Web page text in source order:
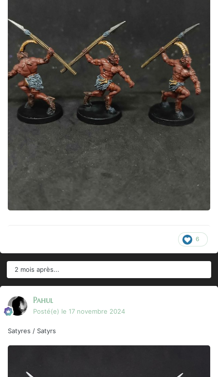
6
2 mois après...
Pahul
Posté(e) le 17 novembre 2024
Satyres / Satyrs